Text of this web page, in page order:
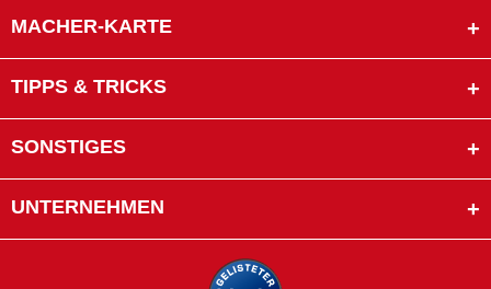
MACHER-KARTE
TIPPS & TRICKS
SONSTIGES
UNTERNEHMEN